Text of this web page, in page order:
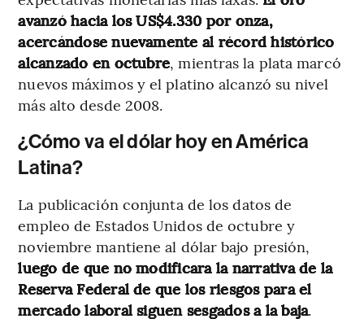
avanzó hacia los US$4.330 por onza,
acercándose nuevamente al récord histórico
alcanzado en octubre, mientras la plata marcó
nuevos máximos y el platino alcanzó su nivel
más alto desde 2008.
¿Cómo va el dólar hoy en América
Latina?
La publicación conjunta de los datos de
empleo de Estados Unidos de octubre y
noviembre mantiene al dólar bajo presión,
luego de que no modificara la narrativa de la
Reserva Federal de que los riesgos para el
mercado laboral siguen sesgados a la baja.